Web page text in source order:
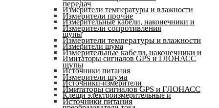
Измерители температуры и влажности
Измерительные кабели, наконечники и
щупы
Измерители шума
Имитаторы сигналов GPS и ГЛОНАСС
Источники питания
Источники-измерители
Клещи электроизмерительные и
передач
Измерители прочие
Измерители сопротивления
Измерители температуры и влажности
Измерительные кабели, наконечники и
щупы
Измерители шума
Имитаторы сигналов GPS и ГЛОНАСС
Источники питания